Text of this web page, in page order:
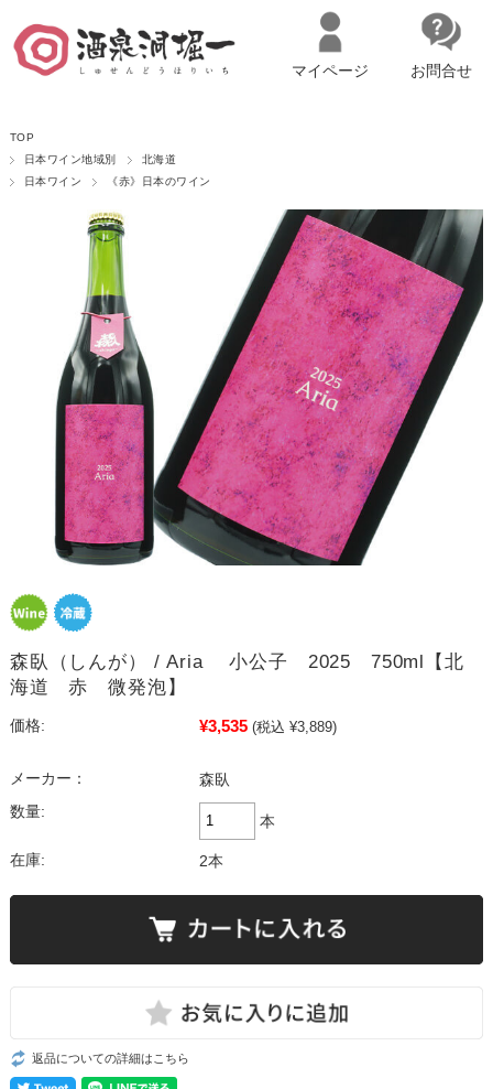
マイページ お問合せ
TOP
日本ワイン地域別
北海道
日本ワイン
《赤》日本のワイン
森臥（しんが） / Aria 小公子 2025 750ml【北
海道 赤 微発泡】
価格: ¥3,535 (税込 ¥3,889)
メーカー：
森臥
数量:
本
在庫: 2本
返品についての詳細はこちら